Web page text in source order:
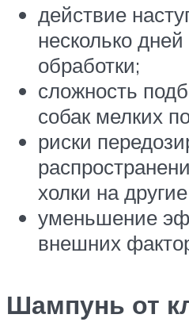
действие
несколько
обработки;
сложность
собак мелких
риски
холки на
уменьшение
внешних
Шампунь от